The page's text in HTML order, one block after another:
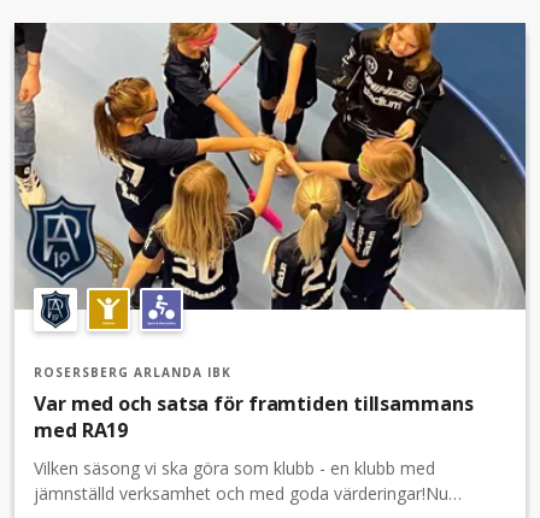
ROSERSBERG ARLANDA IBK
Var med och satsa för framtiden tillsammans
med RA19
Vilken säsong vi ska göra som klubb - en klubb med
jämnställd verksamhet och med goda värderingar!Nu